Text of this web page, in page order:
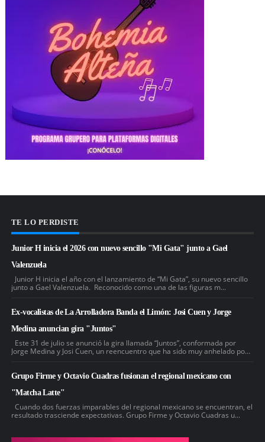
TE LO PERDISTE
Junior H inicia el 2026 con nuevo sencillo "Mi Gata" junto a Gael
Valenzuela
Junior H inicia el año con el lanzamiento de “Mi Gata”, su nuevo sencillo
junto a Gael Valenzuela. Reconocido como una de las figuras m...
Ex-vocalistas de La Arrolladora Banda el Limón: Josi Cuen y Jorge
Medina anuncian gira "Juntos"
Este 31 de julio se anunció la gira llamada “Juntos”, conformada por
Jorge Medina y Josi Cuen, un reencuentro que ha sido muy anhelado po...
Grupo Firme y Octavio Cuadras fusionan el regional mexicano con
"Matcha Latte"
Cuando dos fuerzas imparables del regional mexicano se encuentran, el
resultado trasciende expectativas. Grupo Firme y Octavio Cuadras u...